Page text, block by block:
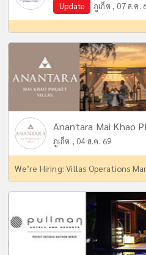
Update ภูเก็ต , 07 ส.ค.
Anantara Mai Khao
ภูเก็ต , 04 ส.ค. 69
We’re Hiring: Villas Operations